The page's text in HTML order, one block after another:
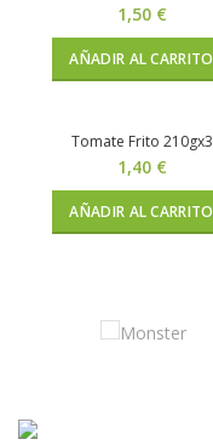
1,50 €
AÑADIR AL CARRITO
Tomate Frito 210gx3
1,40 €
AÑADIR AL CARRITO